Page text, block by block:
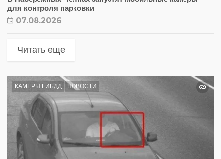
для контроля парковки
07.08.2026
Читать еще
КАМЕРЫ ГИБДД НОВОСТИ